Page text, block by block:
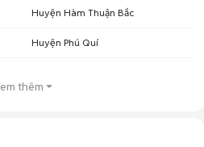
Huyện Hàm Thuận Bắc
Huyện Phú Quí
thêm